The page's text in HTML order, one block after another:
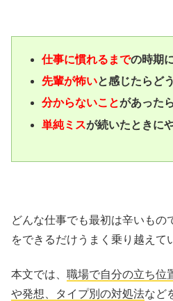
仕事に慣れるまでの時期
先輩が怖いと感じたらど
分からないことがあった
単純ミスが続いたときに
どんな仕事でも最初は辛いもの
をできるだけうまく乗り越えて
本文では、 職場で自分の立ち位
や発想、タイプ別の対処法など